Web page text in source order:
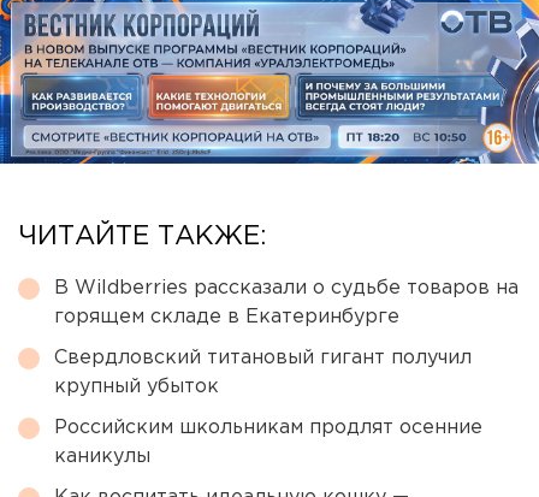
ЧИТАЙТЕ ТАКЖЕ:
В Wildberries рассказали о судьбе товаров на
горящем складе в Екатеринбурге
Свердловский титановый гигант получил
крупный убыток
Российским школьникам продлят осенние
каникулы